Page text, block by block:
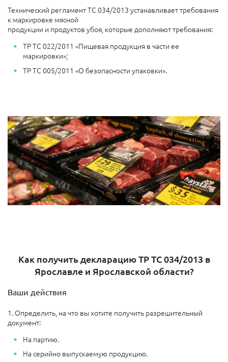
Технический регламент ТС 034/2013 устанавливает требования
к маркировке мясной
продукции и продуктов убоя, которые дополняют требования:
ТР ТС 022/2011 «Пищевая продукция в части ее
маркировки»;
ТР ТС 005/2011 «О безопасности упаковки».
Как получить декларацию ТР ТС 034/2013 в
Ярославле и Ярославской области?
Ваши действия
1. Определить, на что вы хотите получить разрешительный
документ:
На партию.
На серийно выпускаемую продукцию.